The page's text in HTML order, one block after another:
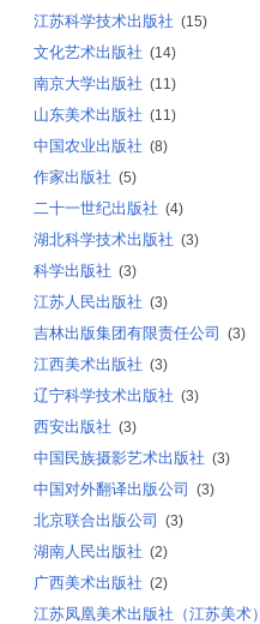
江苏科学技术出版社 (15)
文化艺术出版社 (14)
南京大学出版社 (11)
山东美术出版社 (11)
中国农业出版社 (8)
作家出版社 (5)
二十一世纪出版社 (4)
湖北科学技术出版社 (3)
科学出版社 (3)
江苏人民出版社 (3)
吉林出版集团有限责任公司 (3)
江西美术出版社 (3)
辽宁科学技术出版社 (3)
西安出版社 (3)
中国民族摄影艺术出版社 (3)
中国对外翻译出版公司 (3)
北京联合出版公司 (3)
湖南人民出版社 (2)
广西美术出版社 (2)
江苏凤凰美术出版社（江苏美术）